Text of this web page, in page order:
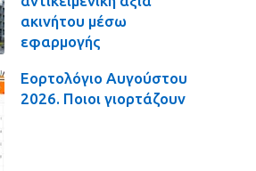
ακινήτου μέσω
εφαρμογής
Εορτολόγιο Αυγούστου
2026. Ποιοι γιορτάζουν